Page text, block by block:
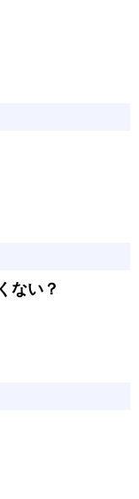
ない？